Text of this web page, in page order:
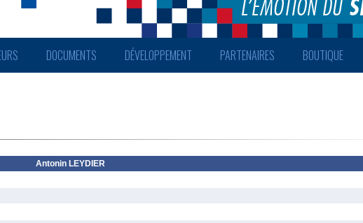
DOCUMENTS DÉVELOPPEMENT PARTENAIRES BOUTIQUE
Antonin LEYDIER